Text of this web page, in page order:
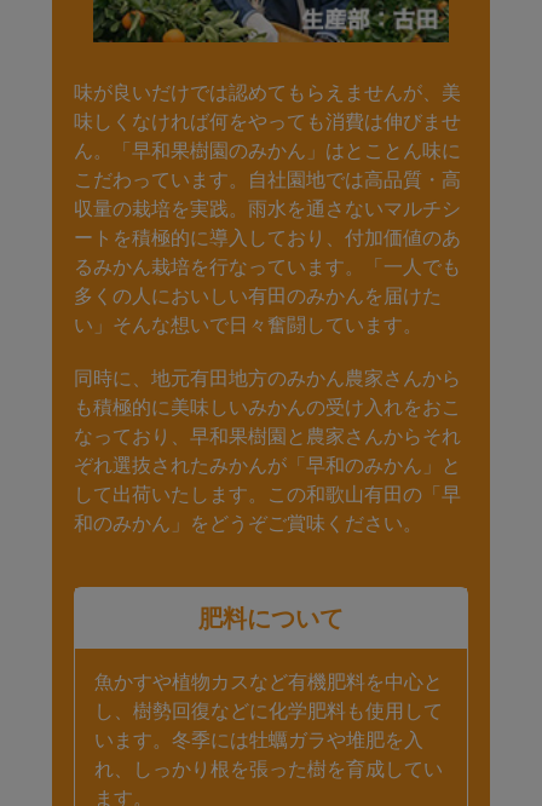
味が良いだけでは認めてもらえませんが、美
味しくなければ何をやっても消費は伸びませ
ん。「早和果樹園のみかん」はとことん味に
こだわっています。自社園地では高品質・高
収量の栽培を実践。雨水を通さないマルチシ
ートを積極的に導入しており、付加価値のあ
るみかん栽培を行なっています。「一人でも
多くの人においしい有田のみかんを届けた
い」そんな想いで日々奮闘しています。
同時に、地元有田地方のみかん農家さんから
も積極的に美味しいみかんの受け入れをおこ
なっており、早和果樹園と農家さんからそれ
ぞれ選抜されたみかんが「早和のみかん」と
して出荷いたします。この和歌山有田の「早
和のみかん」をどうぞご賞味ください。
肥料について
魚かすや植物カスなど有機肥料を中心と
し、樹勢回復などに化学肥料も使用して
います。冬季には牡蠣ガラや堆肥を入
れ、しっかり根を張った樹を育成してい
ます。